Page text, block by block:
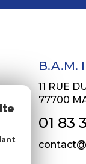
B.A.M.
11 RUE
77700
01 83